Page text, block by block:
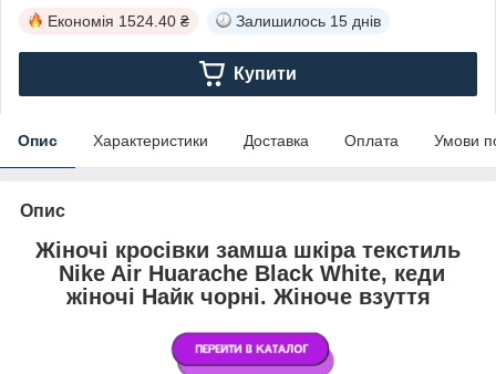
Економія 1524.40 ₴ Залишилось 15 днів
Купити
Опис Характеристики Доставка Оплата Умови
Опис
Жіночі кросівки замша шкіра текстиль
Nike Air Huarache Black White, кеди
жіночі Найк чорні. Жіноче взуття